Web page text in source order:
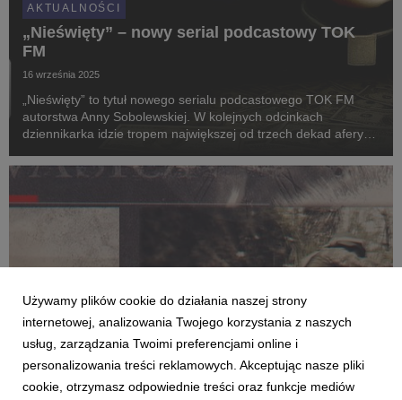
AKTUALNOŚCI
„Nieświęty” – nowy serial podcastowy TOK
FM
16 września 2025
„Nieświęty” to tytuł nowego serialu podcastowego TOK FM
autorstwa Anny Sobolewskiej. W kolejnych odcinkach
dziennikarka idzie tropem największej od trzech dekad afery
do świata niszowych kościołów i związków wyz...
AKTUALNOŚCI
Używamy plików cookie do działania naszej strony
internetowej, analizowania Twojego korzystania z naszych
usług, zarządzania Twoimi preferencjami online i
personalizowania treści reklamowych. Akceptując nasze pliki
cookie, otrzymasz odpowiednie treści oraz funkcje mediów